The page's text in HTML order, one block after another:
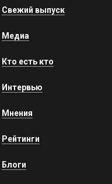
Свежий выпуск
Медиа
Кто есть кто
Интервью
Мнения
Рейтинги
Блоги